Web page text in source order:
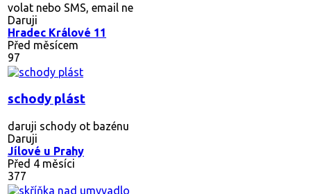
volat nebo SMS, email ne
Daruji
Hradec Králové 11
Před měsícem
97
schody plást
daruji schody ot bazénu
Daruji
Jílové u Prahy
Před 4 měsíci
377